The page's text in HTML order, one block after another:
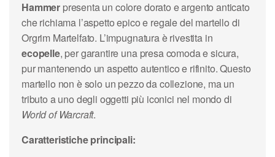
Hammer presenta un colore dorato e argento anticato
che richiama l’aspetto epico e regale del martello di
Orgrim Martelfato. L’impugnatura è rivestita in
ecopelle, per garantire una presa comoda e sicura,
pur mantenendo un aspetto autentico e rifinito. Questo
martello non è solo un pezzo da collezione, ma un
tributo a uno degli oggetti più iconici nel mondo di
World of Warcraft.
Caratteristiche principali: